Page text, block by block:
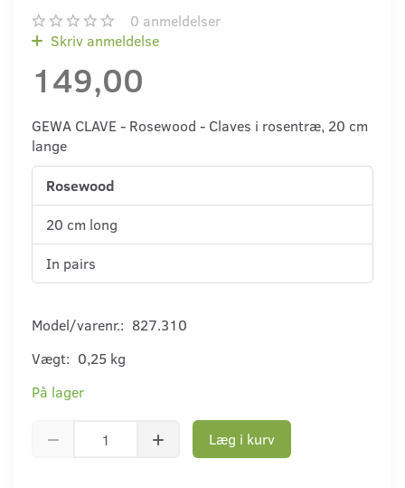
0 anmeldelser
Skriv anmeldelse
149,00
GEWA CLAVE - Rosewood - Claves i rosentræ, 20 cm
lange
Rosewood
20 cm long
In pairs
Model/varenr.: 827.310
Vægt: 0,25 kg
På lager
Læg i kurv